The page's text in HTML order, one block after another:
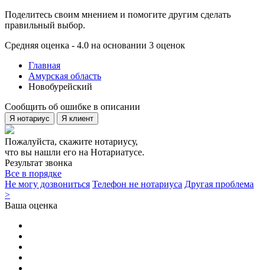
Поделитесь своим мнением и помогите другим сделать
правильный выбор.
Средняя оценка - 4.0 на основании 3 оценок
Главная
Амурская область
Новобурейский
Сообщить об ошибке в описании
Я нотариус Я клиент
Пожалуйста, скажите нотариусу,
что вы нашли его на Нотариатусе.
Результат звонка
Все в порядке
Не могу дозвониться Телефон не нотариуса Другая проблема
>
Ваша оценка